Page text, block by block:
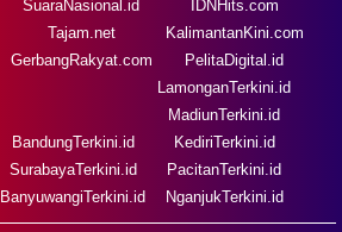
SuaraNasional.id
Tajam.net
GerbangRakyat.com
IDNHits.com
KalimantanKini.com
PelitaDigital.id
BandungTerkini.id
SurabayaTerkini.id
BanyuwangiTerkini.id
LamonganTerkini.id
MadiunTerkini.id
KediriTerkini.id
PacitanTerkini.id
NganjukTerkini.id